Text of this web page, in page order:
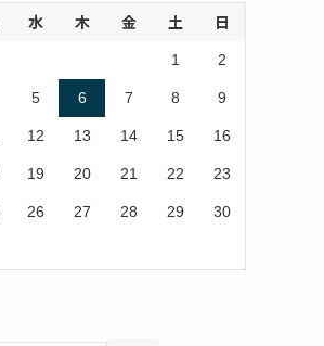
水 木 金 土 日
1 2
5 6 7 8 9
12 13 14 15 16
19 20 21 22 23
26 27 28 29 30